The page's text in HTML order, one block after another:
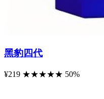
黑豹四代
¥219 ★★★★★ 50%